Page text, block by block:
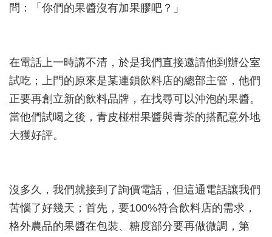
問：「你們的果醬沒有加果膠吧？」
在電話上一時講不清，於是我們直接邀請他到辦公室
試吃；上門的原來是某連鎖飲料店的總部主管，他們
正要再創立新的飲料品牌，在找尋可以沖泡的果醬。
當他們試喝之後，青皮椪柑果醬與青茶的搭配意外地
大獲好評。
沒多久，我們就接到了詢價電話，但這通電話讓我們
苦惱了好幾天；首先，要100%符合飲料店的需求，
格外農品的果醬在包裝、糖度部分要再做微調，第